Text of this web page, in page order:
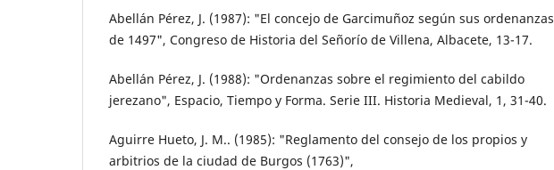
Abellán Pérez, J. (1987): "El concejo de Garcimuñoz según sus ordenanzas
de 1497", Congreso de Historia del Señorío de Villena, Albacete, 13-17.
Abellán Pérez, J. (1988): "Ordenanzas sobre el regimiento del cabildo
jerezano", Espacio, Tiempo y Forma. Serie III. Historia Medieval, 1, 31-40.
Aguirre Hueto, J. M.. (1985): "Reglamento del consejo de los propios y
arbitrios de la ciudad de Burgos (1763)",